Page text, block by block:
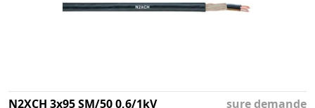
N2XCH 3x95 SM/50 0,6/1kV
sure demande